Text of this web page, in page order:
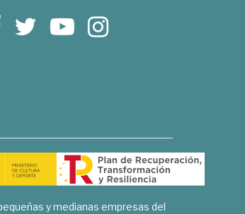
y medianas empresas del